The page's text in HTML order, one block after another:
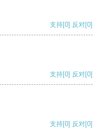
支持[0] 反对[0]
支持[0] 反对[0]
支持[0] 反对[0]